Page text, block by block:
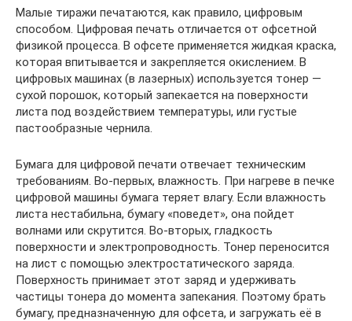
Малые тиражи печатаются, как правило, цифровым
способом. Цифровая печать отличается от офсетной
физикой процесса. В офсете применяется жидкая краска,
которая впитывается и закрепляется окислением. В
цифровых машинах (в лазерных) используется тонер —
сухой порошок, который запекается на поверхности
листа под воздействием температуры, или густые
пастообразные чернила.
Бумага для цифровой печати отвечает техническим
требованиям. Во-первых, влажность. При нагреве в печке
цифровой машины бумага теряет влагу. Если влажность
листа нестабильна, бумагу «поведет», она пойдет
волнами или скрутится. Во-вторых, гладкость
поверхности и электропроводность. Тонер переносится
на лист с помощью электростатического заряда.
Поверхность принимает этот заряд и удерживать
частицы тонера до момента запекания. Поэтому брать
бумагу, предназначенную для офсета, и загружать её в